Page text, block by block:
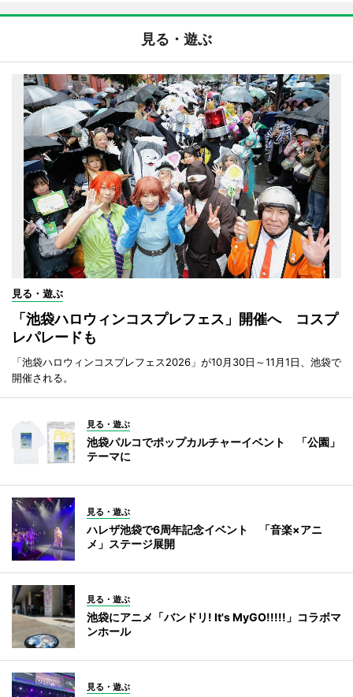
見る・遊ぶ
見る・遊ぶ
「池袋ハロウィンコスプレフェス」開催へ コスプ
レパレードも
「池袋ハロウィンコスプレフェス2026」が10月30日～11月1日、池袋で
開催される。
見る・遊ぶ
池袋パルコでポップカルチャーイベント 「公園」
テーマに
見る・遊ぶ
ハレザ池袋で6周年記念イベント 「音楽×アニ
メ」ステージ展開
見る・遊ぶ
池袋にアニメ「バンドリ! It's MyGO!!!!!」コラボマ
ンホール
見る・遊ぶ